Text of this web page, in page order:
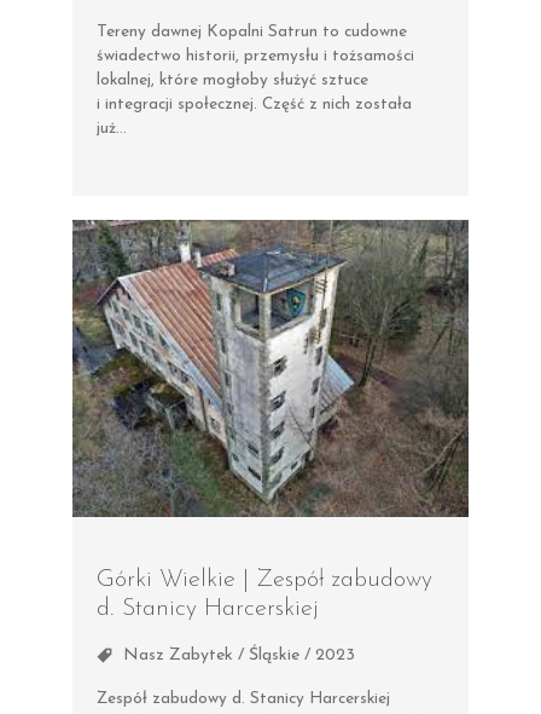
Tereny dawnej Kopalni Satrun to cudowne
świadectwo historii, przemysłu i tożsamości
lokalnej, które mogłoby służyć sztuce
i integracji społecznej. Część z nich została
już…
Górki Wielkie | Zespół zabudowy
d. Stanicy Harcerskiej
Nasz Zabytek / Śląskie / 2023
Zespół zabudowy d. Stanicy Harcerskiej